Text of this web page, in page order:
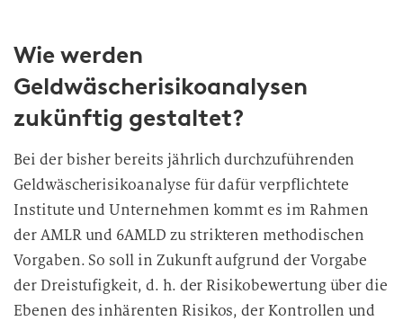
Wie werden
Geldwäscherisikoanalysen
zukünftig gestaltet?
Bei der bisher bereits jährlich durchzuführenden
Geldwäscherisikoanalyse für dafür verpflichtete
Institute und Unternehmen kommt es im Rahmen
der AMLR und 6AMLD zu strikteren methodischen
Vorgaben. So soll in Zukunft aufgrund der Vorgabe
der Dreistufigkeit, d. h. der Risikobewertung über die
Ebenen des inhärenten Risikos, der Kontrollen und